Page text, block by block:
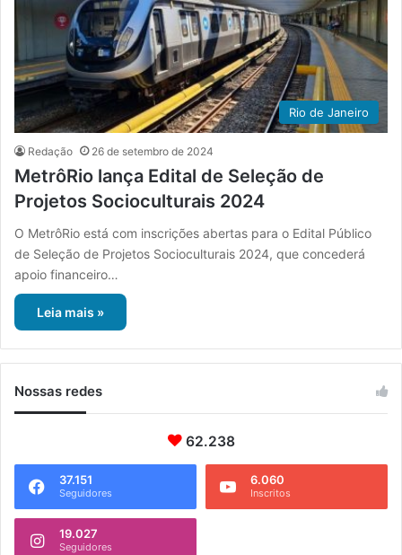
Rio de Janeiro
Redação 26 de setembro de 2024
MetrôRio lança Edital de Seleção de
Projetos Socioculturais 2024
O MetrôRio está com inscrições abertas para o Edital Público
de Seleção de Projetos Socioculturais 2024, que concederá
apoio financeiro…
Leia mais »
Nossas redes
62.238
37.151
Seguidores
6.060
Inscritos
19.027
Seguidores